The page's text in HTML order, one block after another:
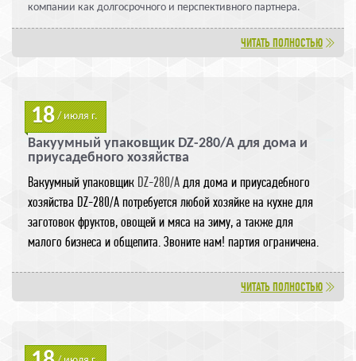
компании как долгосрочного и перспективного партнера.
ЧИТАТЬ ПОЛНОСТЬЮ
18/ июля г.
Вакуумный упаковщик DZ-280/A для дома и
приусадебного хозяйства
Вакуумный упаковщик DZ-280/Aдля дома и приусадебного
хозяйства DZ-280/A потребуется любой хозяйке на кухне для
заготовок фруктов, овощей и мяса на зиму, а также для
малого бизнеса и общепита. Звоните нам! партия ограничена.
ЧИТАТЬ ПОЛНОСТЬЮ